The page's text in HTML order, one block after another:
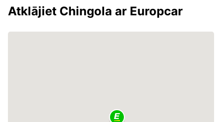
Atklājiet Chingola ar Europcar